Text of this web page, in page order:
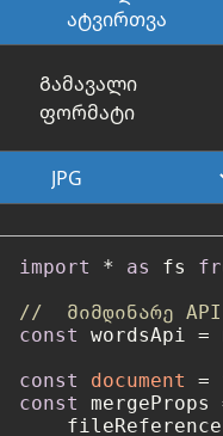
ატვირთვა
Გამავალი
ფორმატი
import * as fs
//  მიმდინარე API
const
wordsApi =
const
document =
const
mergeProps
fileReference